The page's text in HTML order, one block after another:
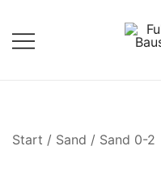
Inhalt
springen
Start / Sand / Sand 0-2